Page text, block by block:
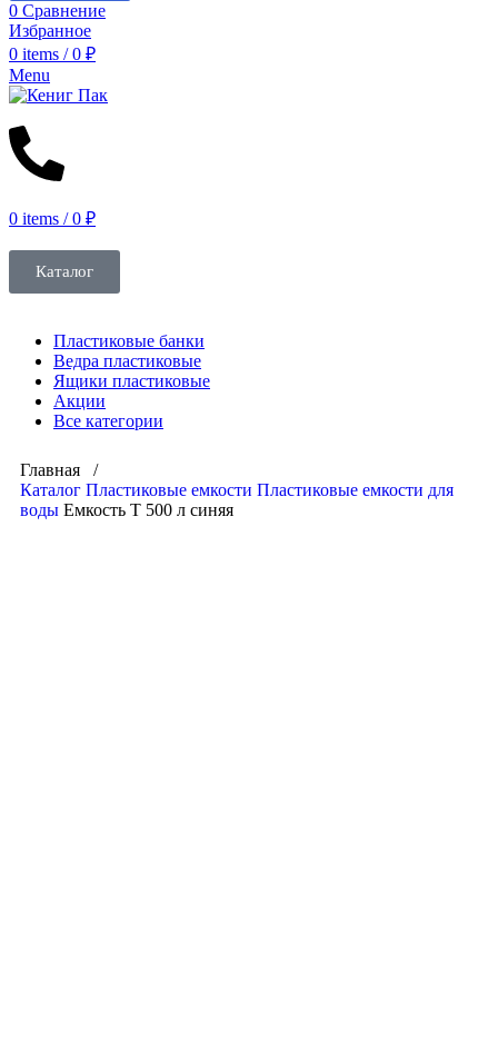
0 Сравнение
Избранное
0 items / 0 ₽
Menu
0 items / 0 ₽
Каталог
Пластиковые банки
Ведра пластиковые
Ящики пластиковые
Акции
Все категории
Главная /
Каталог Пластиковые емкости Пластиковые емкости для
воды Емкость T 500 л синяя